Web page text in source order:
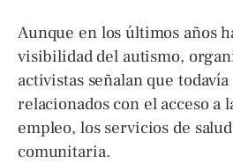
Aunque en los últimos años
visibilidad del autismo,
activistas señalan que
relacionados con el acceso a
empleo, los servicios de
comunitaria.